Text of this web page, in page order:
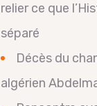
relier ce que
séparé
Décès du
algérien